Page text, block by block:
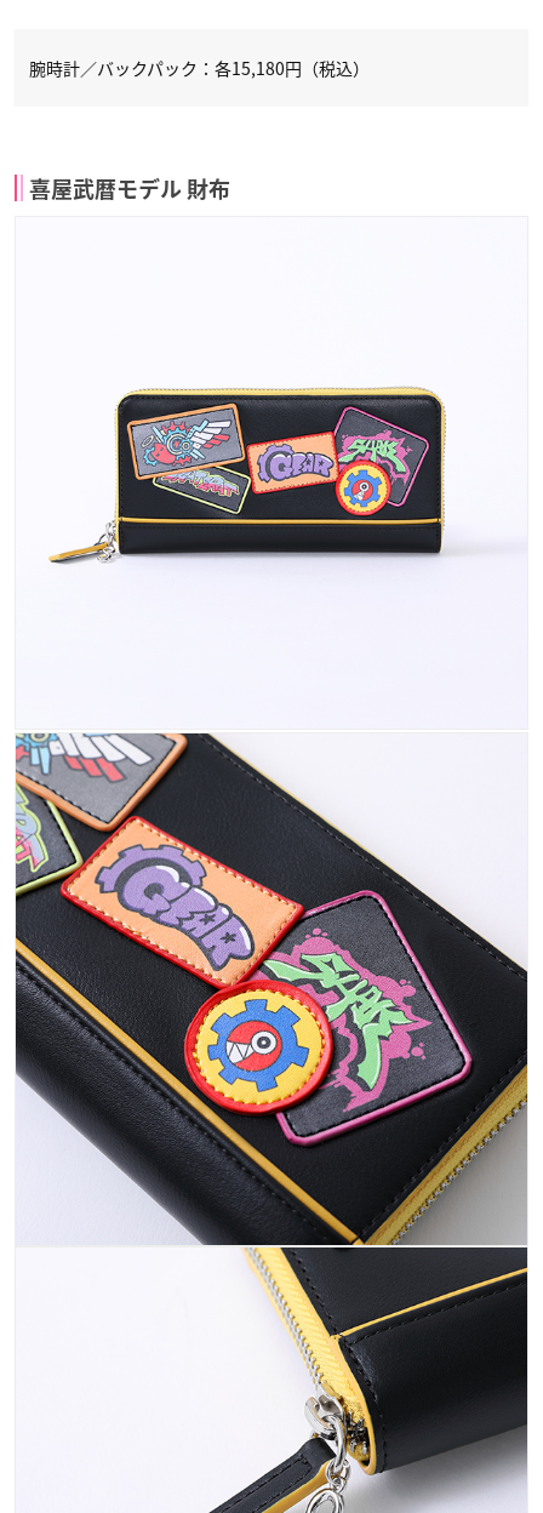
腕時計／バックパック：各15,180円（税込）
喜屋武暦モデル 財布